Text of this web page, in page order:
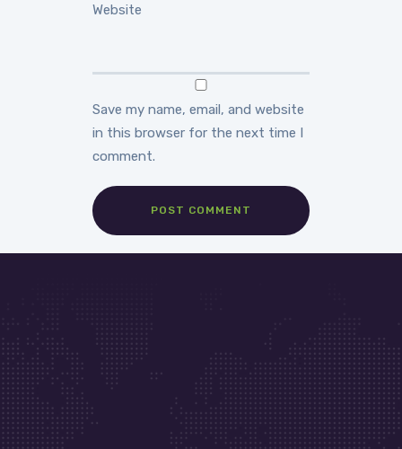
Website
Save my name, email, and website
in this browser for the next time I
comment.